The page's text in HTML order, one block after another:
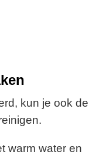
kun je ook de
warm water en